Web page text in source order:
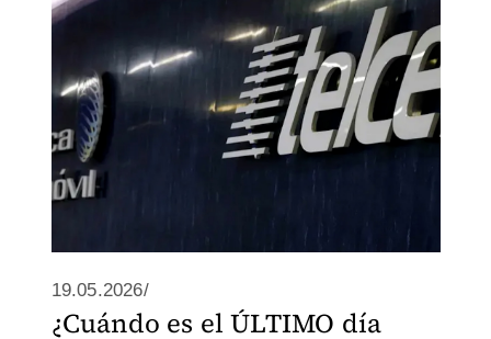
19.05.2026/
¿Cuándo es el ÚLTIMO día